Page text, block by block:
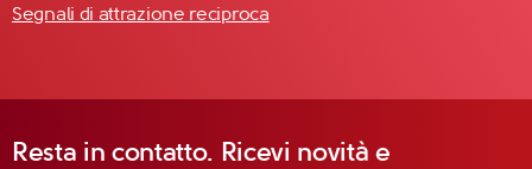
Segnali di attrazione reciproca
Resta in contatto. Ricevi novità e